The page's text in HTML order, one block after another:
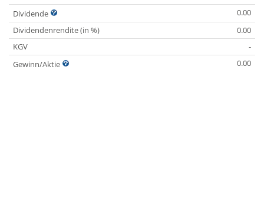
Dividende
0.00
Dividendenrendite (in %)
0.00
KGV
-
Gewinn/Aktie
0.00